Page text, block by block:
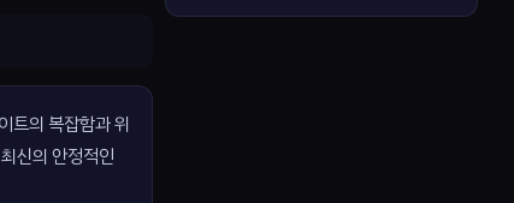
트의 복잡함과 위
신의 안정적인